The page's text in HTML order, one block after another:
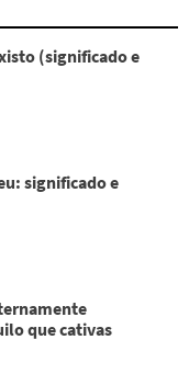
(significado e
significado e
que cativas